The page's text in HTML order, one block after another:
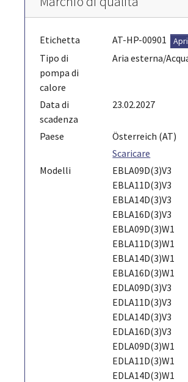
Etichetta AT-HP-00901
Tipo di
pompa di
calore
Aria esterna/
Data di
scadenza
23.02.2027
Paese
Österreich (AT)
Scaricare
Modelli
EBLA09D(3)V3
EBLA11D(3)V3
EBLA14D(3)V3
EBLA16D(3)V3
EBLA09D(3)W1
EBLA11D(3)W1
EBLA14D(3)W1
EBLA16D(3)W1
EDLA09D(3)V3
EDLA11D(3)V3
EDLA14D(3)V3
EDLA16D(3)V3
EDLA09D(3)W1
EDLA11D(3)W1
EDLA14D(3)W1